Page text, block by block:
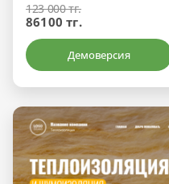
123 000 тг.
86100 тг.
Демоверсия